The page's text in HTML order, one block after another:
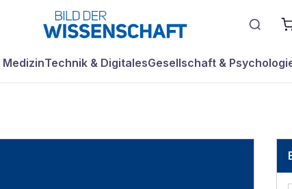
Technik & DigitalesGesellschaft &